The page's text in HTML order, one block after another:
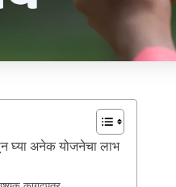
घ्या अनेक योजनेचा लाभ